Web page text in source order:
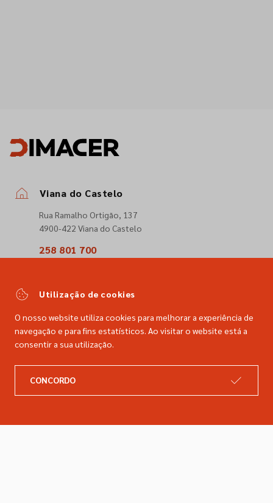
Viana do Castelo
Rua Ramalho Ortigão, 137
4900-422 Viana do Castelo
258 801 700
comercial@dimacer.com
Catálogo
Utilização de cookies
O nosso website utiliza cookies para melhorar a experiência de
navegação e para fins estatísticos. Ao visitar o website está a
consentir a sua utilização.
CONCORDO